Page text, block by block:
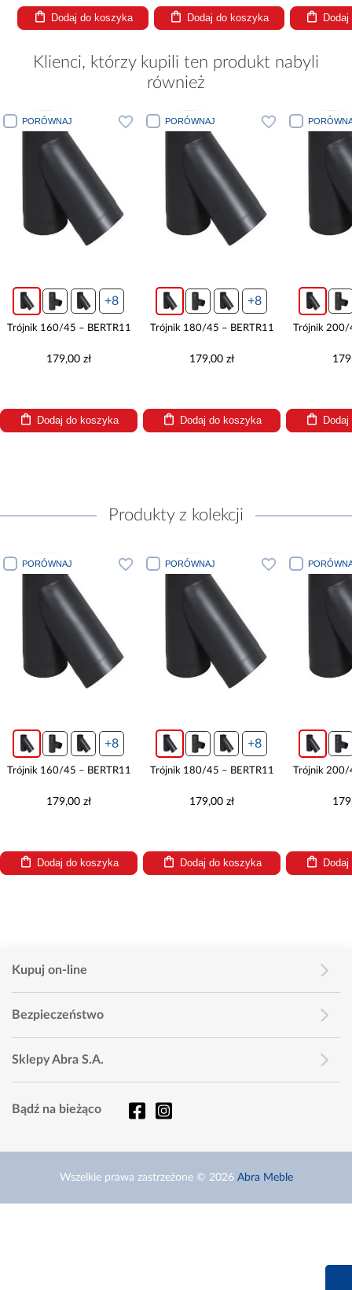
Dodaj do koszyka Dodaj do koszyka
Klienci, którzy kupili ten produkt nabyli
również
PORÓWNAJ
+8
Trójnik 160/45 – BERTR11
179,00 zł
Dodaj do koszyka
PORÓWNAJ
+8
Trójnik 180/45 – BERTR11
179,00 zł
Dodaj do koszyka
Trójnik 200/
Produkty z kolekcji
PORÓWNAJ
+8
Trójnik 160/45 – BERTR11
179,00 zł
Dodaj do koszyka
PORÓWNAJ
+8
Trójnik 180/45 – BERTR11
179,00 zł
Dodaj do koszyka
Trójnik 200/
Kupuj on-line
Bezpieczeństwo
Sklepy Abra S.A.
Bądź na bieżąco
Wszelkie prawa zastrzeżone © 2026 Abra Meble